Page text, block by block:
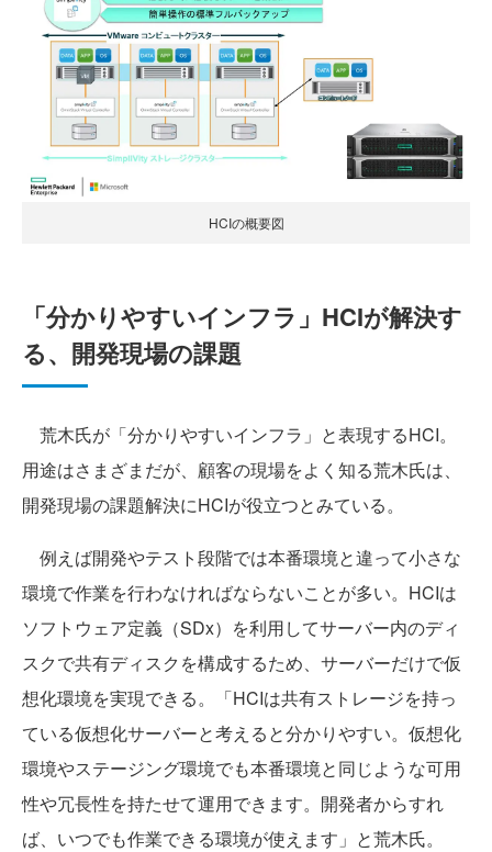
HCIの概要図
「分かりやすいインフラ」HCIが解決す
る、開発現場の課題
荒木氏が「分かりやすいインフラ」と表現するHCI。
用途はさまざまだが、顧客の現場をよく知る荒木氏は、
開発現場の課題解決にHCIが役立つとみている。
例えば開発やテスト段階では本番環境と違って小さな
環境で作業を行わなければならないことが多い。HCIは
ソフトウェア定義（SDx）を利用してサーバー内のディ
スクで共有ディスクを構成するため、サーバーだけで仮
想化環境を実現できる。「HCIは共有ストレージを持っ
ている仮想化サーバーと考えると分かりやすい。仮想化
環境やステージング環境でも本番環境と同じような可用
性や冗長性を持たせて運用できます。開発者からすれ
ば、いつでも作業できる環境が使えます」と荒木氏。